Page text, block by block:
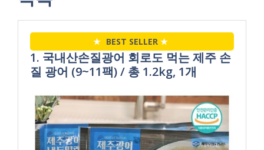
★ BEST SELLER ★
1. 국내산손질광어 회로도 먹는 제주 손
질 광어 (9~11팩) / 총 1.2kg, 1개